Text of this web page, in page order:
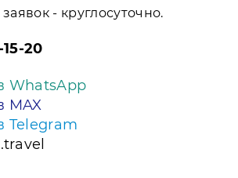
- круглосуточно.
20
WhatsApp
MAX
Telegram